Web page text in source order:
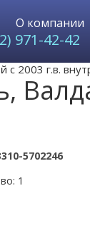
О компании
971-42-42
с 2003 г.в.
5702246
1